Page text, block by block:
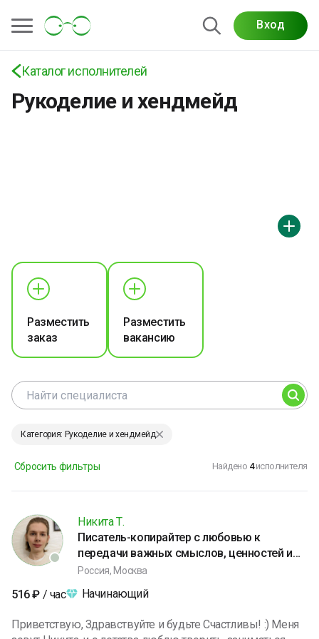
Вход
Каталог исполнителей
Рукоделие и хендмейд
Услуги хендмейд-мастеров: ювелирные
украшения, декор предметов, роспись, подарки
и авторские изделия ручной работы на
платформе «Просто Гений»
Разместить
заказ
Разместить
вакансию
Категория: Рукоделие и хендмейд
Сбросить фильтры Найдено 4 исполнителя
Никита Т.
Писатель-копирайтер с любовью к
передачи важных смыслов, ценностей и
доброты
Россия, Москва
516₽ / час Начинающий
Приветствую, Здравствуйте и будьте Счастливы! :) Меня